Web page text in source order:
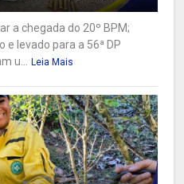
a chegada do 20º BPM;
levado para a 56ª DP
u...
Leia Mais